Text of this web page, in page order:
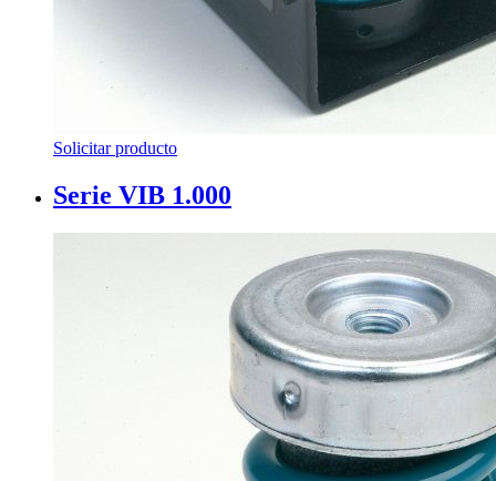
Solicitar producto
Serie VIB 1.000